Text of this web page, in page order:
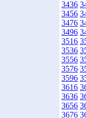
3436
3456
3476
3496
3516
3536
3556
3576
3596
3616
3636
3656
3676